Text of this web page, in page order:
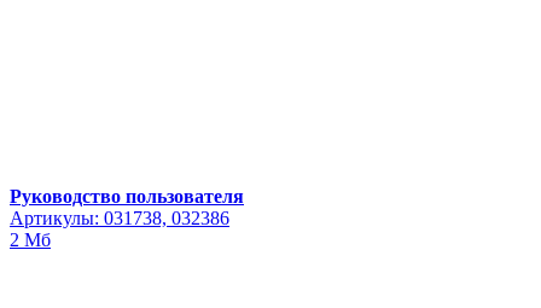
Руководство пользователя
Артикулы: 031738, 032386
2 Мб